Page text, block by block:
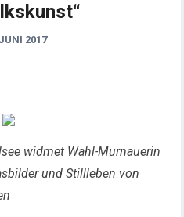
2017
widmet Wahl-Murnauerin
und Stillleben von